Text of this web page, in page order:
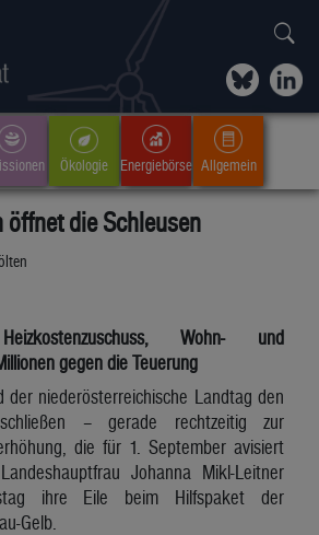
Ökologie Energiebörse Allgemein
öffnet die Schleusen
Wohn- und
gegen die Teuerung
der niederösterreichische Landtag den
– gerade rechtzeitig zur
die für 1. September avisiert
Johanna Mikl-Leitner
ihre Eile beim Hilfspaket der
Gelb.